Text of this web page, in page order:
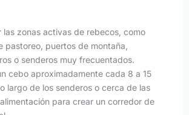
las zonas activas de rebecos, como
pastoreo, puertos de montaña,
o senderos muy frecuentados.
cebo aproximadamente cada 8 a 15
largo de los senderos o cerca de las
para crear un corredor de